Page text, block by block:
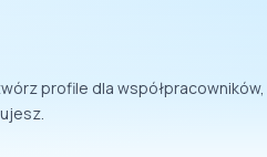
profile dla współpracowników,